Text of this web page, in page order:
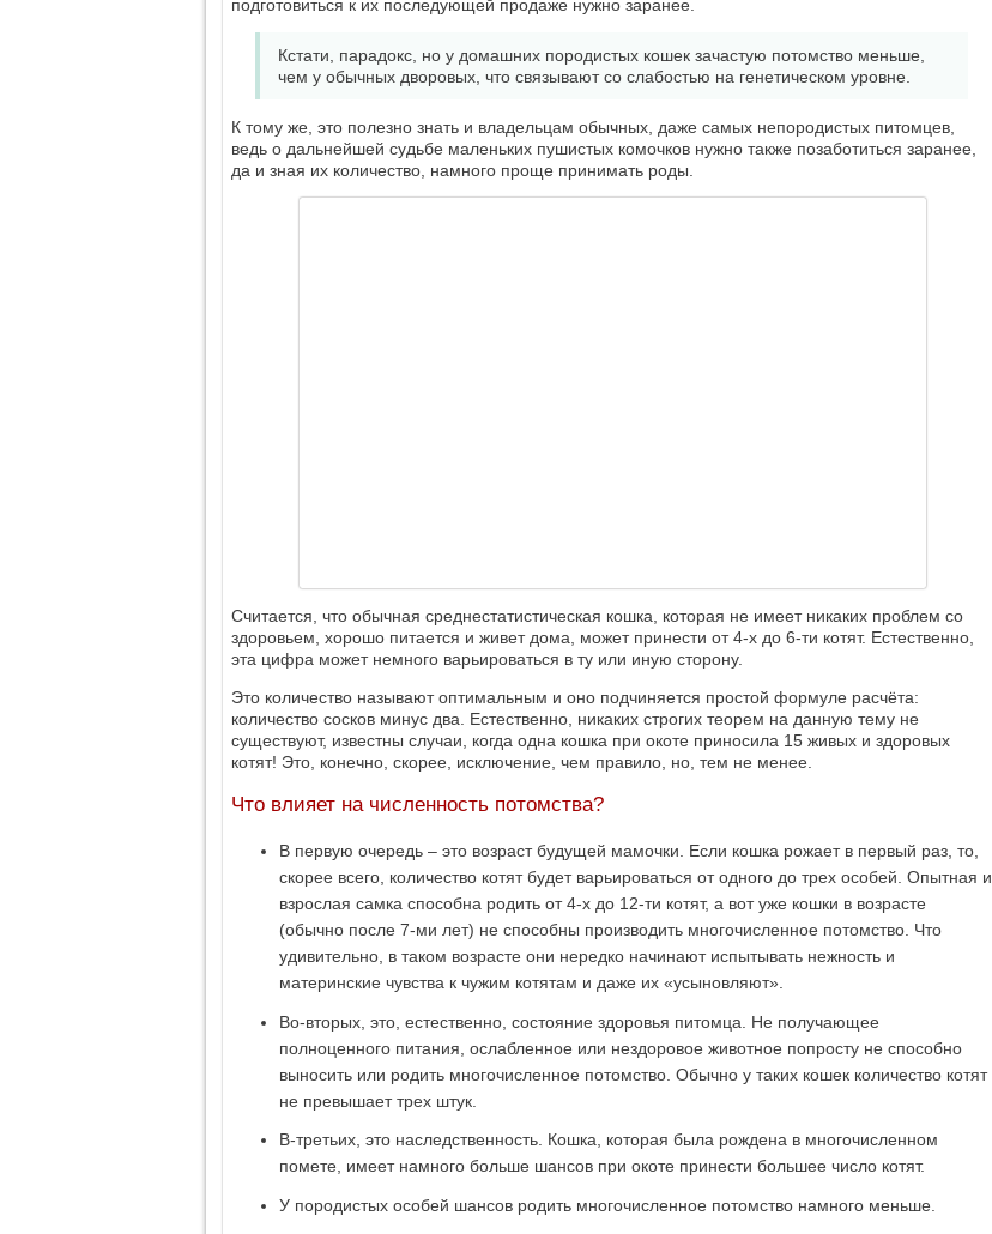
подготовиться к их последующей продаже нужно заранее.
Кстати, парадокс, но у домашних породистых кошек зачастую потомство меньше,
чем у обычных дворовых, что связывают со слабостью на генетическом уровне.
К тому же, это полезно знать и владельцам обычных, даже самых непородистых питомцев,
ведь о дальнейшей судьбе маленьких пушистых комочков нужно также позаботиться заранее,
да и зная их количество, намного проще принимать роды.
Считается, что обычная среднестатистическая кошка, которая не имеет никаких проблем со
здоровьем, хорошо питается и живет дома, может принести от 4-х до 6-ти котят. Естественно,
эта цифра может немного варьироваться в ту или иную сторону.
Это количество называют оптимальным и оно подчиняется простой формуле расчёта:
количество сосков минус два. Естественно, никаких строгих теорем на данную тему не
существуют, известны случаи, когда одна кошка при окоте приносила 15 живых и здоровых
котят! Это, конечно, скорее, исключение, чем правило, но, тем не менее.
Что влияет на численность потомства?
В первую очередь – это возраст будущей мамочки. Если кошка рожает в первый раз, то,
скорее всего, количество котят будет варьироваться от одного до трех особей. Опытная и
взрослая самка способна родить от 4-х до 12-ти котят, а вот уже кошки в возрасте
(обычно после 7-ми лет) не способны производить многочисленное потомство. Что
удивительно, в таком возрасте они нередко начинают испытывать нежность и
материнские чувства к чужим котятам и даже их «усыновляют».
Во-вторых, это, естественно, состояние здоровья питомца. Не получающее
полноценного питания, ослабленное или нездоровое животное попросту не способно
выносить или родить многочисленное потомство. Обычно у таких кошек количество котят
не превышает трех штук.
В-третьих, это наследственность. Кошка, которая была рождена в многочисленном
помете, имеет намного больше шансов при окоте принести большее число котят.
У породистых особей шансов родить многочисленное потомство намного меньше.